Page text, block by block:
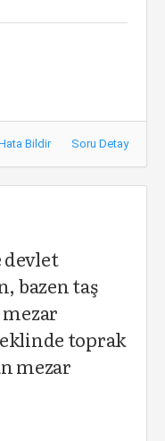
Bildir Soru Detay
devlet
bazen taş
toprak
mezar